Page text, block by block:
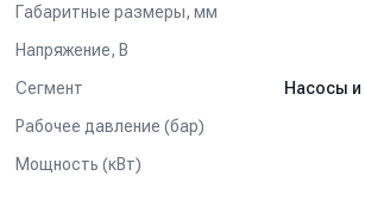
Габаритные размеры, мм
Напряжение, В
Сегмент
Насосы и
Рабочее давление (бар)
Мощность (кВт)